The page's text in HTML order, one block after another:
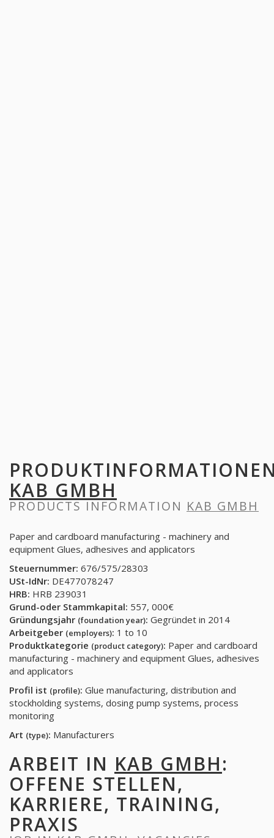
KAB GMBH
PRODUCTS INFORMATION KAB GMBH
Paper and cardboard manufacturing - machinery and
equipment Glues, adhesives and applicators
Steuernummer: 676/575/28303
USt-IdNr: DE477078247
HRB: HRB 239031
Grund-oder Stammkapital: 557, 000€
Gründungsjahr (foundation year): Gegründet in 2014
Arbeitgeber (employers): 1 to 10
Produktkategorie (product category): Paper and cardboard
manufacturing - machinery and equipment Glues, adhesives
and applicators
Profil ist (profile): Glue manufacturing, distribution and
stockholding systems, dosing pump systems, process
monitoring
Art (type): Manufacturers
ARBEIT IN KAB GMBH:
OFFENE STELLEN,
KARRIERE, TRAINING,
PRAXIS